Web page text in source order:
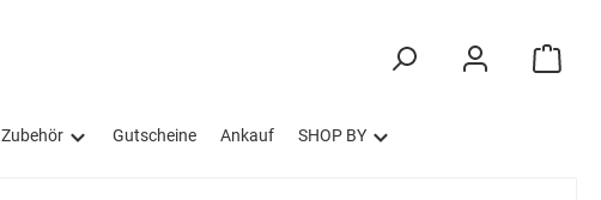
Zubehör Gutscheine Ankauf SHOP BY